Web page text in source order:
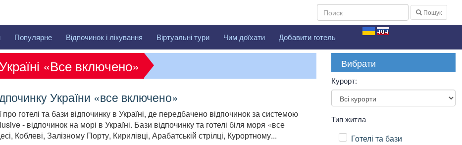
Пошук
Популярне Відпочинок і лікування Віртуальні тури Чим доїхати Добавити готель
«Все включено»
України «все включено»
готелі та бази відпочинку в Україні, де передбачено відпочинок за системою
- відпочинок на морі в Україні. Бази відпочинку та готелі біля моря «все
Коблеві, Залізному Порту, Кирилівці, Арабатській стрілці, Курортному...
Вибрати
Курорт:
Тип житла
Готелі та бази